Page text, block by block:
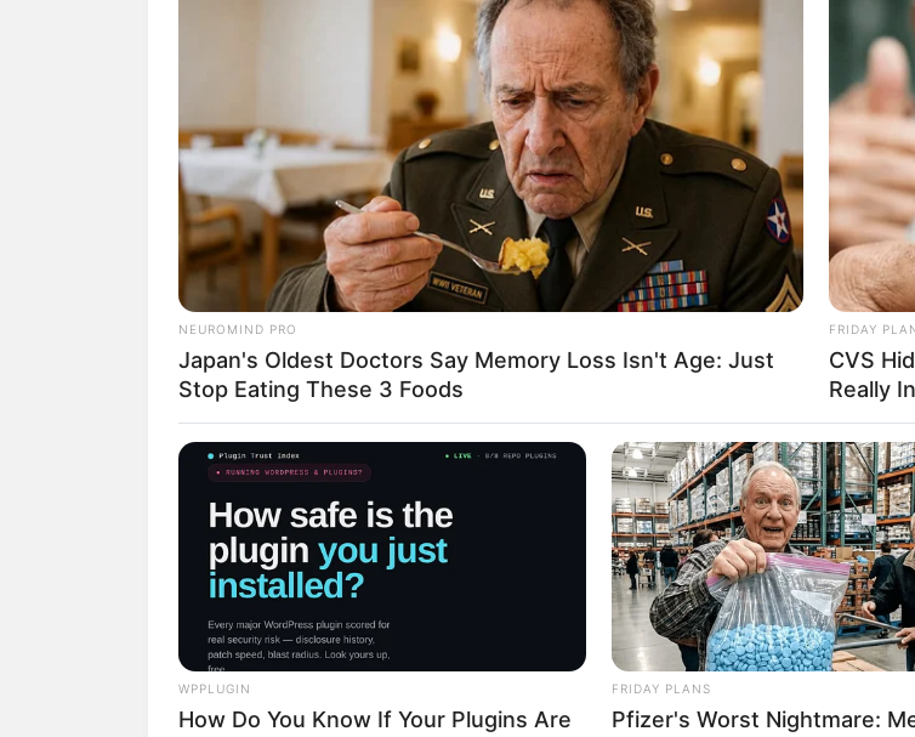
NEUROMIND PRO
Japan's Oldest Doctors Say Memory Loss Isn't Age: Just
Stop Eating These 3 Foods
FRIDAY
CVS
Really
WPPLUGIN
How Do You Know If Your Plugins Are
FRIDAY PLANS
Pfizer's Worst Nightmare: